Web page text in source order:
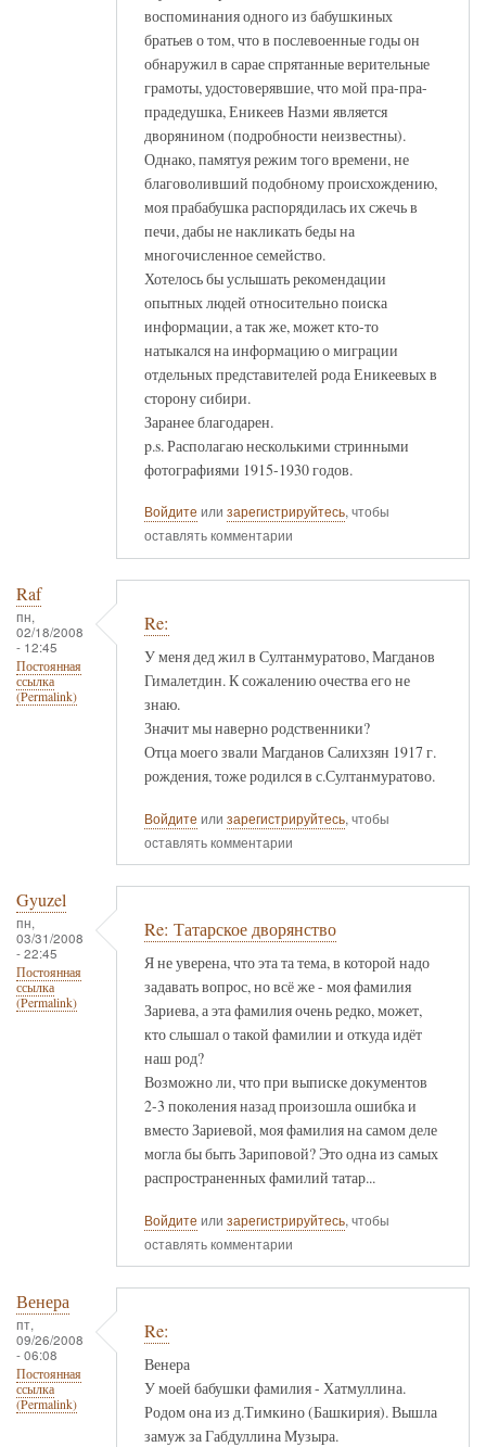
воспоминания одного из бабушкиных
братьев о том, что в послевоенные годы он
обнаружил в сарае спрятанные верительные
грамоты, удостоверявшие, что мой пра-пра-
прадедушка, Еникеев Назми является
дворянином (подробности неизвестны).
Однако, памятуя режим того времени, не
благоволивший подобному происхождению,
моя прабабушка распорядилась их сжечь в
печи, дабы не накликать беды на
многочисленное семейство.
Хотелось бы услышать рекомендации
опытных людей относительно поиска
информации, а так же, может кто-то
натыкался на информацию о миграции
отдельных представителей рода Еникеевых в
сторону сибири.
Заранее благодарен.
p.s. Располагаю несколькими стринными
фотографиями 1915-1930 годов.
Войдите или зарегистрируйтесь, чтобы
оставлять комментарии
Raf
пн,
02/18/2008
- 12:45
Постоянная
ссылка
(Permalink)
Re:
У меня дед жил в Султанмуратово, Магданов
Гималетдин. К сожалению очества его не
знаю.
Значит мы наверно родственники?
Отца моего звали Магданов Салихзян 1917 г.
рождения, тоже родился в с.Султанмуратово.
Войдите или зарегистрируйтесь, чтобы
оставлять комментарии
Gyuzel
пн,
03/31/2008
- 22:45
Постоянная
ссылка
(Permalink)
Re: Татарское дворянство
Я не уверена, что эта та тема, в которой надо
задавать вопрос, но всё же - моя фамилия
Зариева, а эта фамилия очень редко, может,
кто слышал о такой фамилии и откуда идёт
наш род?
Возможно ли, что при выписке документов
2-3 поколения назад произошла ошибка и
вместо Зариевой, моя фамилия на самом деле
могла бы быть Зариповой? Это одна из самых
распространенных фамилий татар...
Войдите или зарегистрируйтесь, чтобы
оставлять комментарии
Венера
пт,
09/26/2008
- 06:08
Постоянная
ссылка
(Permalink)
Re:
Венера
У моей бабушки фамилия - Хатмуллина.
Родом она из д.Тимкино (Башкирия). Вышла
замуж за Габдуллина Музыра.